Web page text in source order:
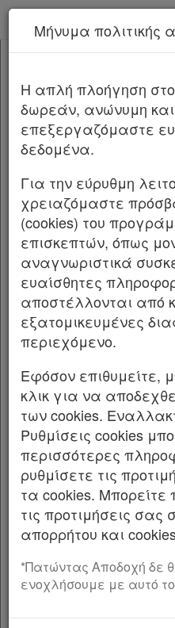
Κεφαλίδα
Σώμα [-]
Άρθρο πρώτο [-]
Άρθρο 1
Άρθρο 3
Άρθρο 4
[-]
Παρ.1
Παρ.2
Παρ.3
Παρ.4
Παρ.5
Άρθρο 5 [-]
Παρ.1
Παρ.2
Παρ.3
Παρ.4
Άρθρο 6 [-]
Παρ.1
Παρ.2
Άρθρο 7 [-]
Παρ.1
Παρ.2
Παρ.3
Άρθρο 8 [-]
Παρ.1
Νέα υπηρεσία Kodiko
Νόμος 4074/2012
Με τις
απότο
Κύρωση της Σύμβασης
ατόμων με αναπηρίες
Πρωτοκόλλου στη
των ατόμων με
Ο ΠΡΟΕΔΡΟΣ ΤΗΣ
Εκδίδομε τον
Βουλή:
Κυρώνονται και έχουν
άρθρο 28 παρ. 1 του
για τα δικαιώματα
αναπηρίες, που
στις 30 Μαρτίου 2007,
Πρωτόκολλο στη
των ατόμων με
στη Νέα Υόρκη στις 27
κείμενο των οποίων
αγγλική γλώσσα και
ελληνική έχει ως εξής:
Μήνυμα πολιτικής
H απλή πλοήγηση
δωρεάν, ανώνυμη
επεξεργαζόμαστε
δεδομένα.
Για την εύρυθμη
χρειαζόμαστε
(cookies) του
επισκεπτών, όπως
αναγνωριστικά
ευαίσθητες
αποστέλλονται από
εξατομικευμένες
περιεχόμενο.
Εφόσον επιθυμείτε,
κλικ για να
των cookies.
Ρυθμίσεις cookies
περισσότερες
ρυθμίσετε τις
τα cookies.
τις προτιμήσεις σας
απορρήτου και
*Πατώντας Αποδοχή δε
ενοχλήσουμε με αυτό